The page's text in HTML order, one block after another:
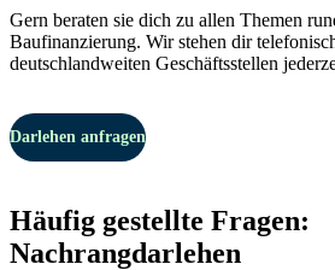
Gern beraten sie dich zu allen Themen
Baufinanzierung. Wir stehen dir
deutschlandweiten Geschäftsstellen
Darlehen anfragen
Häufig gestellte Fragen:
Nachrangdarlehen